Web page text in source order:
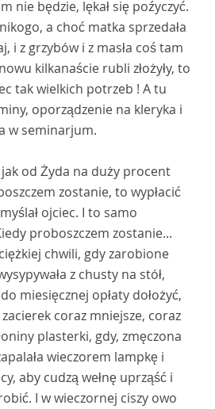
nie będzie, lękał się poźyczyć.
a choć matka sprzedała
i z grzybów i z masła coś tam
kilkanaście rubli złożyły, to
tak wielkich potrzeb ! A tu
oporządzenie na kleryka i
w seminarjum.
od Żyda na duży procent
zostanie, to wypłacić
ojciec. I to samo
proboszczem zostanie...
chwili, gdy zarobione
z chusty na stół,
miesięcznej opłaty dołożyć,
coraz mniejsze, coraz
plasterki, gdy, zmęczona
wieczorem lampkę i
aby cudzą wełnę uprząść i
I w wieczornej ciszy owo